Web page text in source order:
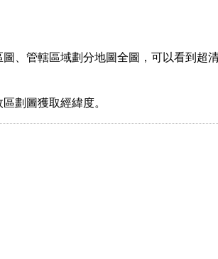
、管轄區域劃分地圖全圖，可以看到超
劃圖獲取經緯度。